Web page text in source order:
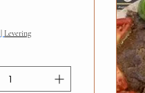
| Levering